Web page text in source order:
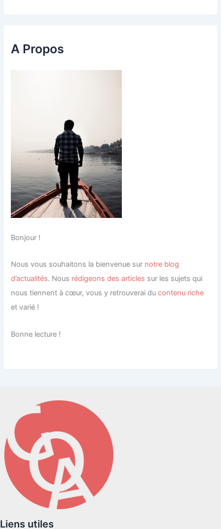
A Propos
Bonjour !
Nous vous souhaitons la bienvenue sur notre blog
d’actualités. Nous rédigeons des articles sur les sujets qui
nous tiennent à cœur, vous y retrouverai ducontenu riche
et varié !
Bonne lecture !
Liens utiles